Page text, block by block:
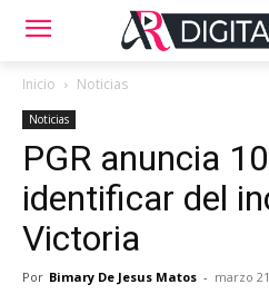
Inicio Noticias
Noticias
PGR anuncia
identificar del
Victoria
Por Bimary De Jesus Matos - marzo